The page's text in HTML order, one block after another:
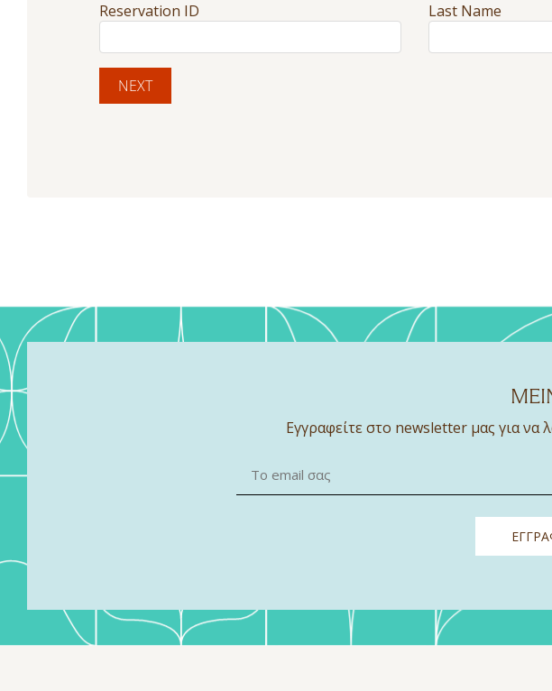
Reservation ID
Last Name
NEXT
Εγγραφείτε στο newsletter μας για να